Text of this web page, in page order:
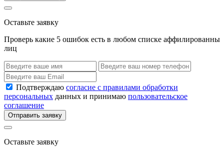
Оставьте заявку
Проверь какие 5 ошибок есть в любом списке аффилированны
лиц
Подтверждаю согласие с правилами обработки
персональных данных и принимаю пользовательское
соглашение
Отправить заявку
Оставьте заявку